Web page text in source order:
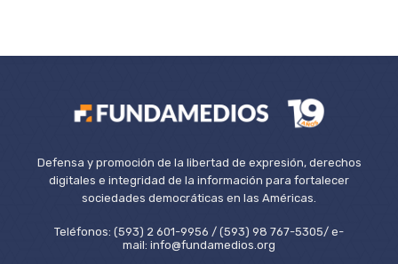
Defensa y promoción de la libertad de expresión, derechos
digitales e integridad de la información para fortalecer
sociedades democráticas en las Américas.
Teléfonos: (593) 2 601-9956 / (593) 98 767-5305/ e-
mail: info@fundamedios.org